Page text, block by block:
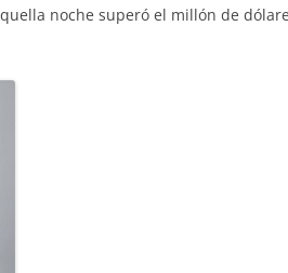
noche superó el millón de